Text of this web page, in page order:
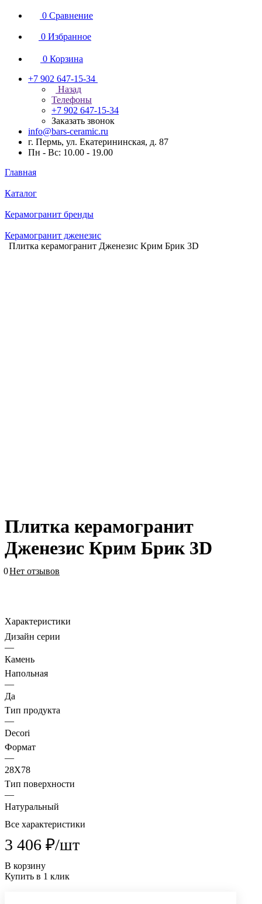
0 Сравнение
0 Избранное
0 Корзина
+7 902 647-15-34
Назад
Телефоны
+7 902 647-15-34
Заказать звонок
info@bars-ceramic.ru
г. Пермь, ул. Екатерининская, д. 87
Пн - Вс: 10.00 - 19.00
Главная
Каталог
Керамогранит бренды
Керамогранит дженезис
Плитка керамогранит Дженезис Крим Брик 3D
Плитка керамогранит
Дженезис Крим Брик 3D
0Нет отзывов
Характеристики
Дизайн серии
—
Камень
Напольная
—
Да
Тип продукта
—
Decori
Формат
—
28X78
Тип поверхности
—
Натуральный
Все характеристики
3 406 ₽/шт
В корзину
Купить в 1 клик